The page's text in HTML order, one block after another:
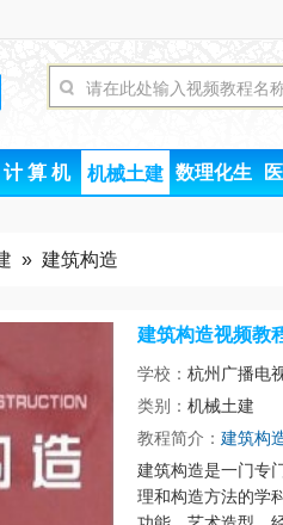
计 算 机 机械土建 数理化生
» 建筑构造
建筑构造视频教
学校： 杭州广播电
类别： 机械土建
教程简介： 建筑构
建筑构造是一门专
理和构造方法的学